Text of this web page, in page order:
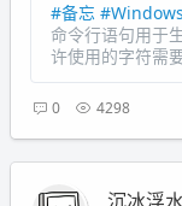
#备忘 #Windows
命令行语句用于
许使用的字符需
0 4298